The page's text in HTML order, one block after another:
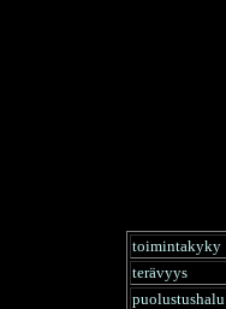
toimintakyky
terävyys
puolustushalu